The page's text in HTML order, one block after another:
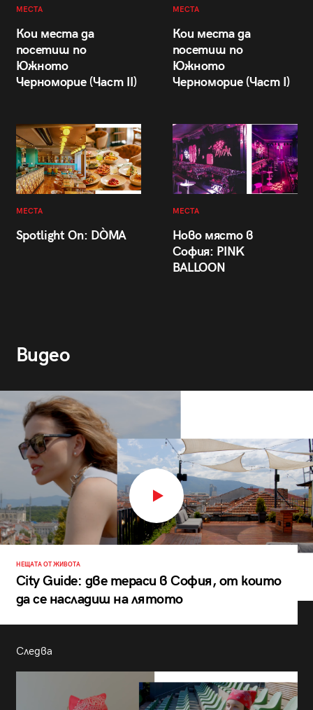
МЕСТА
Кои места да
посетиш по
Южното
Черноморие (Част II)
МЕСТА
Кои места да
посетиш по
Южното
Черноморие (Част I)
МЕСТА
Spotlight On: DÒMA
МЕСТА
Ново място в
София: PINK
BALLOON
Видео
НЕЩАТА ОТ ЖИВОТА
City Guide: две тераси в София, от които
да се насладиш на лятото
Следва